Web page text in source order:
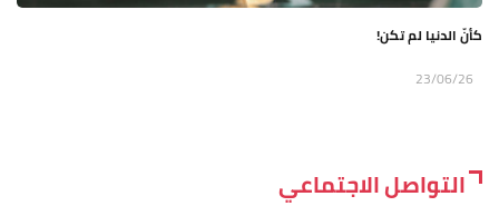
كأنّ الدنيا لم تكن!
23/06/26
التواصل الاجتماعي